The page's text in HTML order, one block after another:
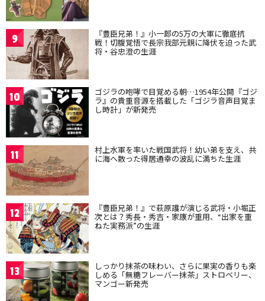
9 『豊臣兄弟！』小一郎の5万の大軍に徹底抗
戦！切腹覚悟で長宗我部元親に降伏を迫った武
将・谷忠澄の生涯
10 ゴジラの咆哮で目覚める朝…1954年公開『ゴジ
ラ』の貴重音源を搭載した「ゴジラ音声目覚ま
し時計」が新発売
11 村上水軍を率いた戦国武将！幼い弟を支え、共
に海へ散った得居通幸の波乱に満ちた生涯
12 『豊臣兄弟！』で萩原護が演じる武将・小堀正
次とは？秀長・秀吉・家康が重用、“出家を重
ねた実務派”の生涯
13 しっかり抹茶の味わい、さらに果実の香りも楽
しめる「無糖フレーバー抹茶」ストロベリー、
マンゴー新発売